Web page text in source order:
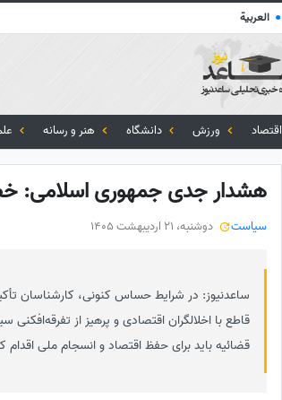
● العربية
اقتصاد ورزش دانشگاه هنر و رسانه
هشدار جدی جمهوری اسلامی:
سیاست دوشنبه، 21 اردیبهشت 1405
ساعدنیوز:‌ در شرایط حساس کنونی، کارشناسان تأکید
قاطع با اخلالگران اقتصادی و پرهیز از
قضائیه باید برای حفظ اقتصاد و انسجام ملی اقدام